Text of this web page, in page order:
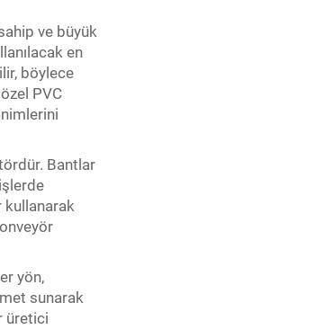
ve büyük
en
böylece
PVC
Bantlar
kullanarak
yön,
sunarak
üretici